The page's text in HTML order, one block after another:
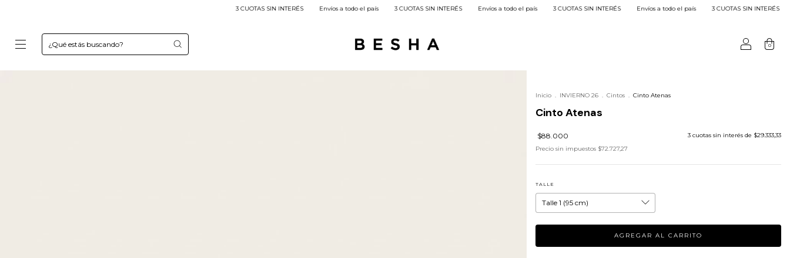
3 CUOTAS SIN INTERÉS Envíos a todo el país 3 CUOTAS SIN INTERÉS Envíos a todo el país 3 CUOTAS SIN INTERÉS Envíos a todo el país 3 CUOTAS SIN INTERÉS Envíos a todo
0
Inicio . INVIERNO 26 . Cintos . Cinto Atenas
Cinto Atenas
$88.000 3 cuotas sin interés de $29.333,33
Precio sin impuestos $72.727,27
TALLE